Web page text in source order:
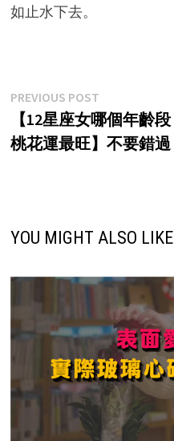
如止水下去。
Post
navigation
PREVIOUS POSTPrevious
post:
【12星座女哪個年齡段
桃花運最旺】不要錯過
YOU MIGHT ALSO LIKE